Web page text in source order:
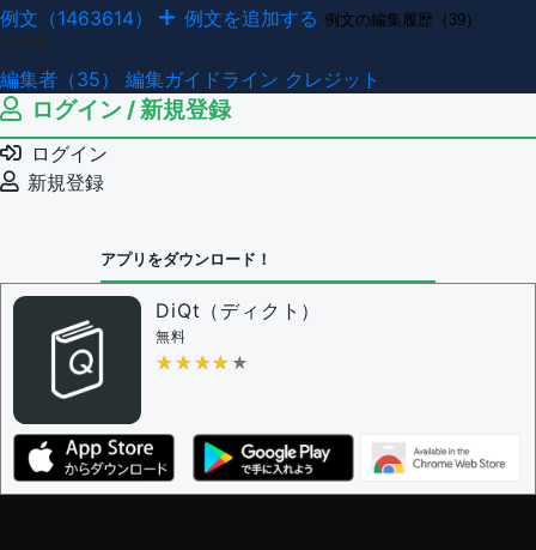
例文（1463614） 例文を追加する 例文の編集履歴（39）
編集者（35） 編集ガイドライン クレジット
ログイン / 新規登録
ログイン
新規登録
アプリをダウンロード！
DiQt（ディクト）
無料
★★★★★
★★★★★